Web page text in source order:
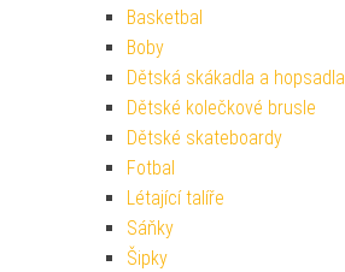
Basketbal
Boby
Dětská skákadla a hopsadla
Dětské kolečkové brusle
Dětské skateboardy
Fotbal
Létající talíře
Sáňky
Šipky